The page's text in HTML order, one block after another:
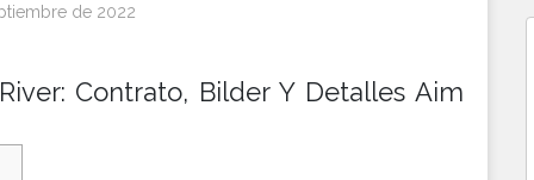
de 2022
Contrato, Bilder Y Detalles Aim